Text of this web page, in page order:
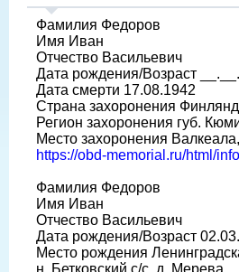
Фамилия Федоров
Имя Иван
Отчество Васильевич
Дата рождения/Возраст
Дата смерти 17.08.1942
Страна захоронения
Регион захоронения губ.
Место захоронения
https://obd-memorial.ru/html/
Фамилия Федоров
Имя Иван
Отчество Васильевич
Дата рождения/Возраст
Место рождения
н, Бетковский с/с, д. Мерева